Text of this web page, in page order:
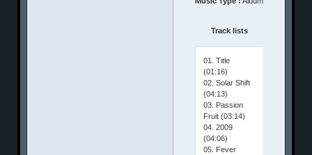
Track lists
01. Title
(01:16)
02. Solar Shift
(04:13)
03. Passion
Fruit (03:14)
04. 2009
(04:06)
05. Fever